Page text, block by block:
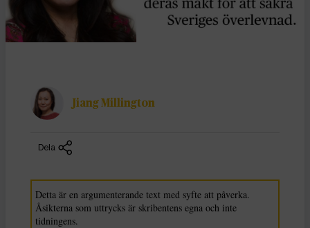
Jiang Millington
Dela
Detta är en argumenterande text med syfte att påverka.
Åsikterna som uttrycks är skribentens egna och inte
tidningens.